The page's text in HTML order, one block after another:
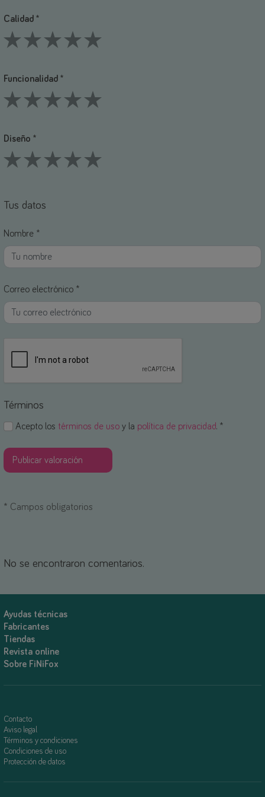
Calidad *
Funcionalidad *
Diseño *
Tus datos
Nombre *
Correo electrónico *
Términos
Acepto los términos de uso y la política de privacidad. *
* Campos obligatorios
No se encontraron comentarios.
Ayudas técnicas
Fabricantes
Tiendas
Revista online
Sobre FiNiFox
Contacto
Aviso legal
Términos y condiciones
Condiciones de uso
Protección de datos